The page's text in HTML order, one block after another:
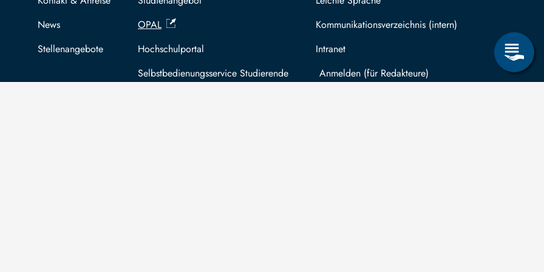
News
Stellenangebote
OPAL
Hochschulportal
Selbstbedienungsservice Studierende
Kommunikationsverzeichnis (intern)
Intranet
Mit TUBAF Login anmelden